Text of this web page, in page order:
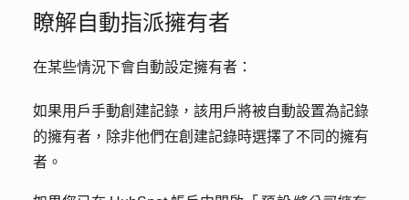
瞭解自動指派擁有者
在某些情況下會自動設定擁有者：
如果用戶手動創建記錄，該用戶將被自動設置為記錄
的擁有者，除非他們在創建記錄時選擇了不同的擁有
者。